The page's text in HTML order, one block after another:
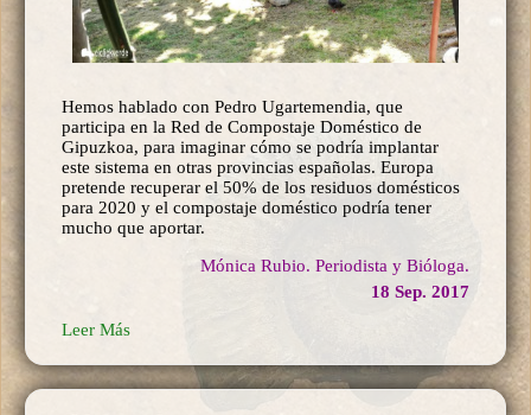
Hemos hablado con Pedro Ugartemendia, que
participa en la Red de Compostaje Doméstico de
Gipuzkoa, para imaginar cómo se podría implantar
este sistema en otras provincias españolas. Europa
pretende recuperar el 50% de los residuos domésticos
para 2020 y el compostaje doméstico podría tener
mucho que aportar.
Mónica Rubio. Periodista y Bióloga.
18 Sep. 2017
Leer Más